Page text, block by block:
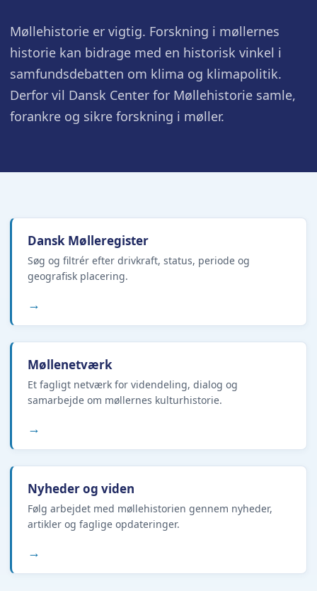
Møllehistorie er vigtig. Forskning i møllernes
historie kan bidrage med en historisk vinkel i
samfundsdebatten om klima og klimapolitik.
Derfor vil Dansk Center for Møllehistorie samle,
forankre og sikre forskning i møller.
Dansk Mølleregister
Søg og filtrér efter drivkraft, status, periode og
geografisk placering.
→
Møllenetværk
Et fagligt netværk for videndeling, dialog og
samarbejde om møllernes kulturhistorie.
→
Nyheder og viden
Følg arbejdet med møllehistorien gennem nyheder,
artikler og faglige opdateringer.
→